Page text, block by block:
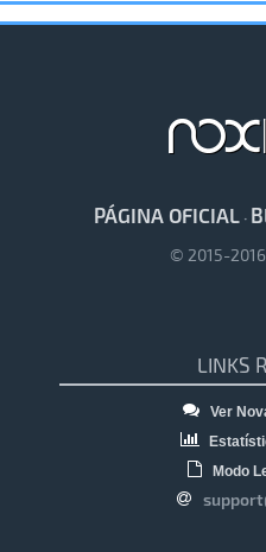
PÁGINA OFICIAL ·
© 2015-2016
LINKS
Ver
Modo